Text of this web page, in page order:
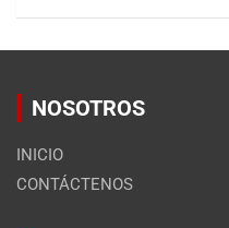
NOSOTROS
INICIO
CONTÁCTENOS